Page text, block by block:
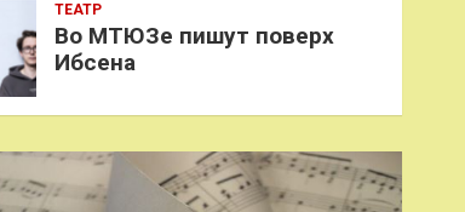
ТЕАТР
Во МТЮЗе пишут поверх
Ибсена